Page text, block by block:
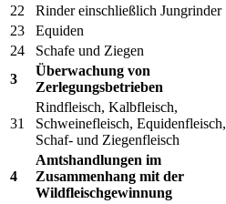
22
Rinder einschließlich Jungrinder
23
Equiden
24
Schafe und Ziegen
3
Überwachung von
Zerlegungsbetrieben
31
Rindfleisch, Kalbfleisch,
Schweinefleisch, Equidenfleisch,
Schaf- und Ziegenfleisch
4
Amtshandlungen im
Zusammenhang mit der
Wildfleischgewinnung